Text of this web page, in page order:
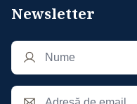
Newsletter